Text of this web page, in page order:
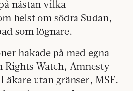
nästan vilka
helst om södra Sudan,
som lögnare.
hakade på med egna
Rights Watch, Amnesty
utan gränser, MSF.